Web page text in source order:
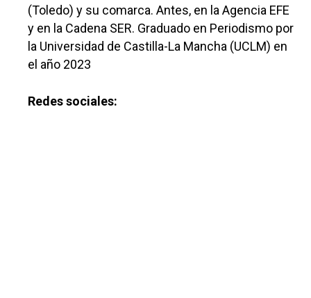
(Toledo) y su comarca. Antes, en la Agencia EFE
y en la Cadena SER. Graduado en Periodismo por
la Universidad de Castilla-La Mancha (UCLM) en
el año 2023
Redes sociales: